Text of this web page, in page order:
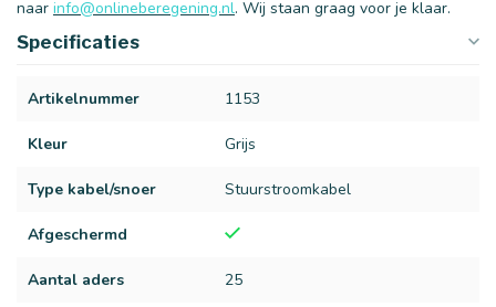
naar info@onlineberegening.nl. Wij staan graag voor je klaar.
Specificaties
Artikelnummer 1153
Kleur Grijs
Type kabel/snoer Stuurstroomkabel
Afgeschermd
Aantal aders 25